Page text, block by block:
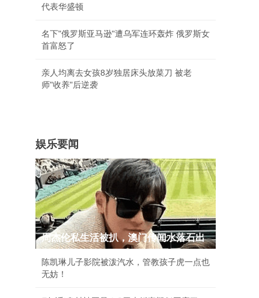
代表华盛顿
名下"俄罗斯亚马逊"遭乌军连环轰炸 俄罗斯女
首富怒了
亲人均离去女孩8岁独居床头放菜刀 被老
师"收养"后逆袭
娱乐要闻
周杰伦私生活被扒，澳门传闻水落石出
陈凯琳儿子影院被泼汽水，管教孩子虎一点也
无妨！